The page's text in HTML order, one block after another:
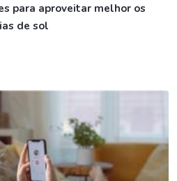
para aproveitar melhor os
de sol